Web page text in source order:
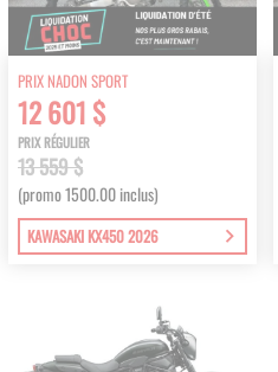
PRIX NADON SPORT
12 601 $
PRIX RÉGULIER
13 559 $
(promo 1500.00 inclus)
KAWASAKI KX450 2026